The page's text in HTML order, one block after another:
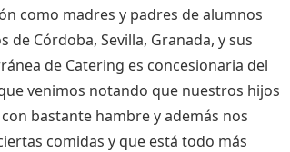
como madres y padres de alumnos
de Córdoba, Sevilla, Granada, y sus
de Catering es concesionaria del
venimos notando que nuestros hijos
bastante hambre y además nos
comidas y que está todo más